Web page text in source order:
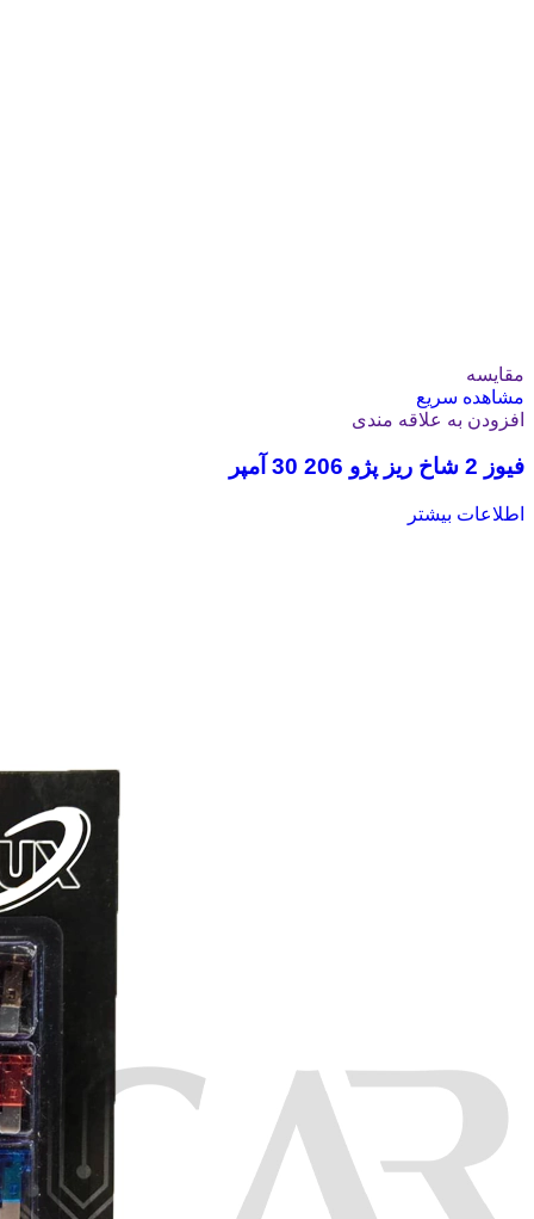
مقایسه
مشاهده سریع
افزودن به علاقه مندی
فیوز 2 شاخ ریز پژو 206 30 آمپر
اطلاعات بیشتر